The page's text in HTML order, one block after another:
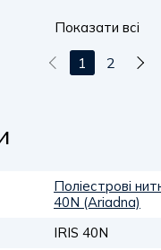
Показати всі
1 2
Поліестрові
40N (Ariadna)
IRIS 40N